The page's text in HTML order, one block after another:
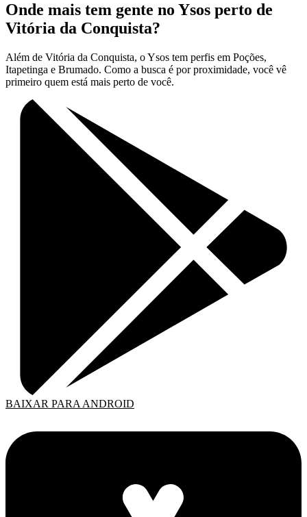
Onde mais tem gente no Ysos perto de
Vitória da Conquista?
Além de Vitória da Conquista, o Ysos tem perfis em Poções,
Itapetinga e Brumado. Como a busca é por proximidade, você vê
primeiro quem está mais perto de você.
BAIXAR PARA ANDROID